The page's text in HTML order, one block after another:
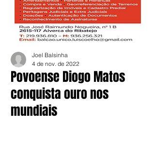
Povoense Diogo Matos
conquista ouro nos
mundiais
Joel Balsinha
4 de nov. de 2022